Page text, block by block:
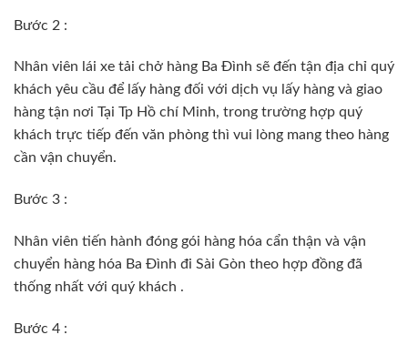
Bước 2 :
Nhân viên lái xe tải chở hàng Ba Đình sẽ đến tận địa chỉ quý
khách yêu cầu để lấy hàng đối với dịch vụ lấy hàng và giao
hàng tận nơi Tại Tp Hồ chí Minh, trong trường hợp quý
khách trực tiếp đến văn phòng thì vui lòng mang theo hàng
cần vận chuyển.
Bước 3 :
Nhân viên tiến hành đóng gói hàng hóa cẩn thận và vận
chuyển hàng hóa Ba Đình đi Sài Gòn theo hợp đồng đã
thống nhất với quý khách .
Bước 4 :